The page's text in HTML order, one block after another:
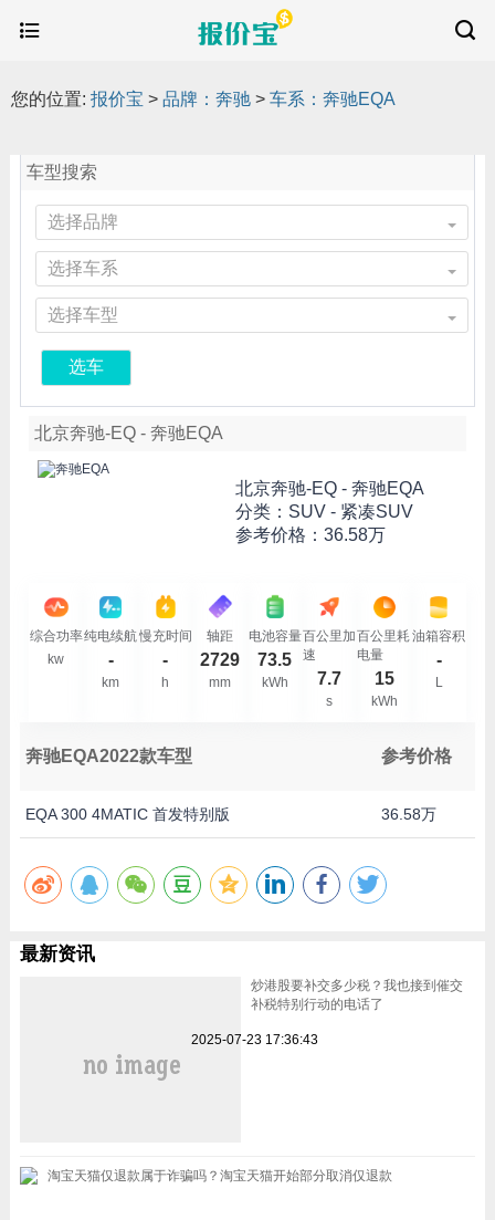
您的位置: 报价宝 > 品牌：奔驰 > 车系：奔驰EQA
车型搜索
选择品牌
选择车系
选择车型
选车
北京奔驰-EQ - 奔驰EQA
北京奔驰-EQ - 奔驰EQA
分类：SUV - 紧凑SUV
参考价格： 36.58万
综合功率
kw
纯电续航
-
km
慢充时间
-
h
轴距
2729
mm
电池容量
73.5
kWh
百公里加
速
7.7
s
百公里耗
电量
15
kWh
油箱容积
-
L
奔驰EQA2022款车型 参考价格
EQA 300 4MATIC 首发特别版 36.58万
最新资讯
炒港股要补交多少税？我也接到催交
补税特别行动的电话了
2025-07-23 17:36:43
淘宝天猫仅退款属于诈骗吗？淘宝天猫开始部分取消仅退款